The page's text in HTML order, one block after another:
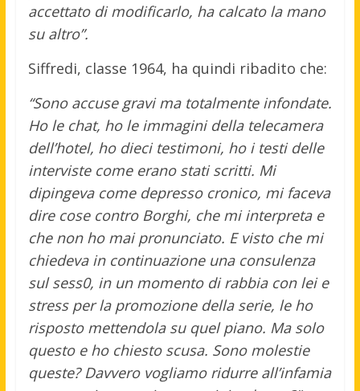
accettato di modificarlo, ha calcato la mano
su altro”.
Siffredi, classe 1964, ha quindi ribadito che:
“Sono accuse gravi ma totalmente infondate.
Ho le chat, ho le immagini della telecamera
dell’hotel, ho dieci testimoni, ho i testi delle
interviste come erano stati scritti. Mi
dipingeva come depresso cronico, mi faceva
dire cose contro Borghi, che mi interpreta e
che non ho mai pronunciato. E visto che mi
chiedeva in continuazione una consulenza
sul sess0, in un momento di rabbia con lei e
stress per la promozione della serie, le ho
risposto mettendola su quel piano. Ma solo
questo e ho chiesto scusa. Sono molestie
queste? Davvero vogliamo ridurre all’infamia